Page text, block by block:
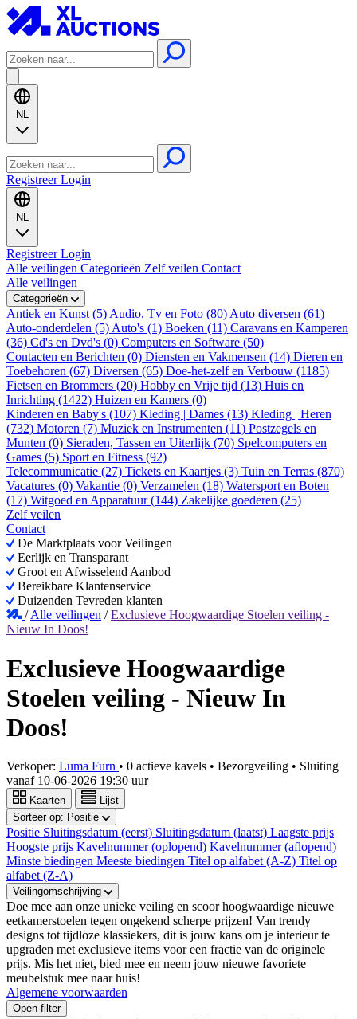
NL
RegistreerLogin
NL
RegistreerLogin
Alle veilingen Categorieën Zelf veilen Contact
Alle veilingen
Categorieën
Antiek en Kunst (5) Audio, Tv en Foto (80) Auto diversen (61)
Auto-onderdelen (5) Auto's (1) Boeken (11) Caravans en Kamperen
(36) Cd's en Dvd's (0) Computers en Software (50)
Contacten en Berichten (0) Diensten en Vakmensen (14) Dieren en
Toebehoren (67) Diversen (65) Doe-het-zelf en Verbouw (1185)
Fietsen en Brommers (20) Hobby en Vrije tijd (13) Huis en
Inrichting (1422) Huizen en Kamers (0)
Kinderen en Baby's (107) Kleding | Dames (13) Kleding | Heren
(732) Motoren (7) Muziek en Instrumenten (11) Postzegels en
Munten (0) Sieraden, Tassen en Uiterlijk (70) Spelcomputers en
Games (5) Sport en Fitness (92)
Telecommunicatie (27) Tickets en Kaartjes (3) Tuin en Terras (870)
Vacatures (0) Vakantie (0) Verzamelen (18) Watersport en Boten
(17) Witgoed en Apparatuur (144) Zakelijke goederen (25)
Zelf veilen
Contact
De Marktplaats voor Veilingen
Eerlijk en Transparant
Groot en Afwisselend Aanbod
Bereikbare Klantenservice
Duizenden Tevreden klanten
/Alle veilingen /Exclusieve Hoogwaardige Stoelen veiling -
Nieuw In Doos!
Exclusieve Hoogwaardige
Stoelen veiling - Nieuw In
Doos!
Verkoper: Luma Furn • 0 actieve kavels • Bezorgveiling • Sluiting
vanaf 10-06-2026 19:30 uur
Kaarten
Lijst
Sorteer op: Positie
Positie Sluitingsdatum (eerst) Sluitingsdatum (laatst) Laagste prijs
Hoogste prijs Kavelnummer (oplopend) Kavelnummer (aflopend)
Minste biedingen Meeste biedingen Titel op alfabet (A-Z) Titel op
alfabet (Z-A)
Veilingomschrijving
Doe mee aan onze unieke veiling en scoor hoogwaardige nieuwe
eetkamerstoelen tegen ongekend scherpe prijzen! Van trendy
designs tot tijdloze klassiekers, dit is jouw kans om je interieur te
upgraden met exclusieve items voor een fractie van de originele
prijs. Mis het niet, bied mee en neem jouw nieuwe favoriete
meubelstuk mee naar huis!
Algemene voorwaarden
Open filter